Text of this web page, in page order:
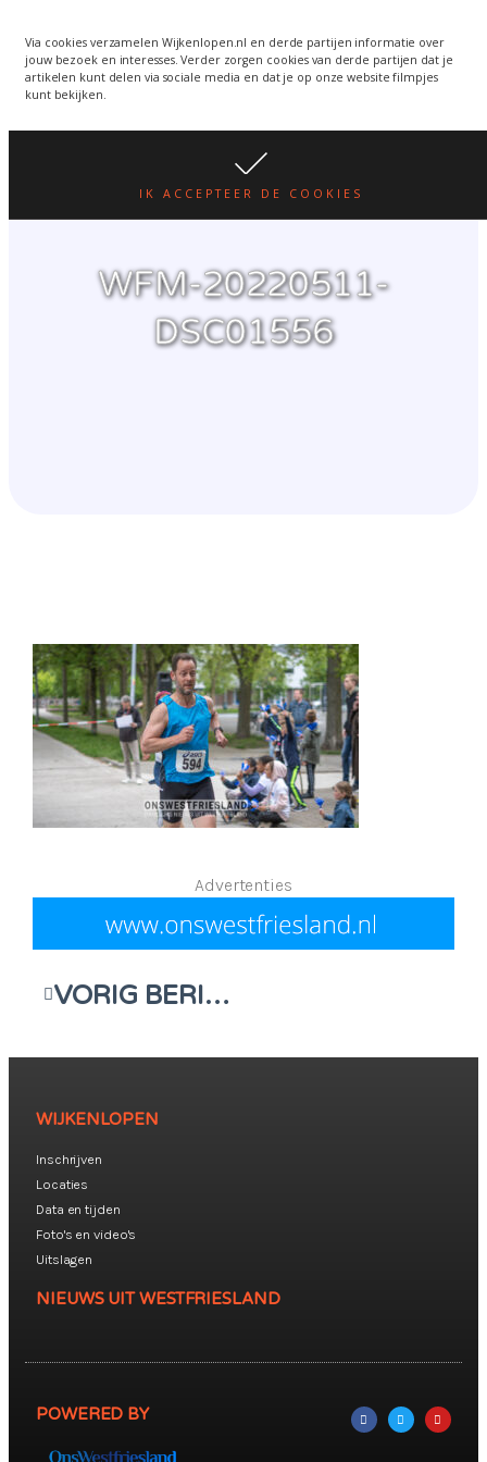
Via cookies verzamelen Wijkenlopen.nl en derde partijen informatie over
jouw bezoek en interesses. Verder zorgen cookies van derde partijen dat je
artikelen kunt delen via sociale media en dat je op onze website filmpjes
kunt bekijken.
IK ACCEPTEER DE COOKIES
wordt een week verplaatst
i.v.m. warmte. lees hier
WIJKENLOPEN.NL
WFM-20220511-
DSC01556
Advertenties
VORIG BERICHT
WIJKENLOPEN
Inschrijven
Locaties
Data en tijden
Foto's en video's
Uitslagen
NIEUWS UIT WESTFRIESLAND
POWERED BY